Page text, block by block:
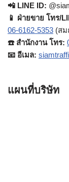
📲 LINE ID:
📱 ฝ่ายขาย โทร/
06-6162-5353 (สม
☎️ สำนักงาน โทร:
📧 อีเมล:
แผนที่บริษัท